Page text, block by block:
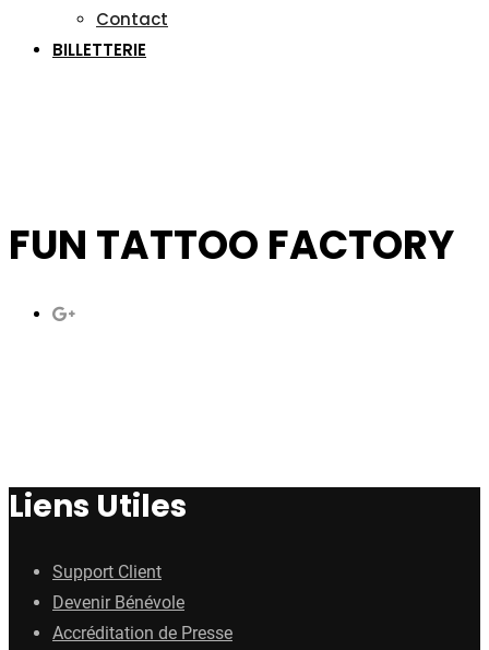
Contact
BILLETTERIE
FUN TATTOO FACTORY
Liens Utiles
Support Client
Devenir Bénévole
Accréditation de Presse